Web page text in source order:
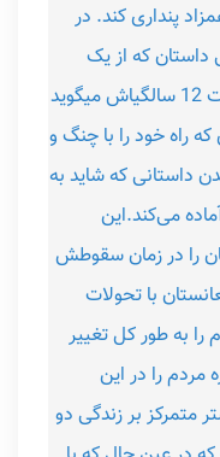
پنداری کند. در
که از یک
خانواده مرفه و پولدار است از خاطرات 12 سالگیاش میگوید
راه خود را با چنگ و
داستانی که شاید به
می‌کند.این
را در زمان سقوطش
با تحولات
به طور کل تغییر
را در این
متمرکز بر زندگی دو